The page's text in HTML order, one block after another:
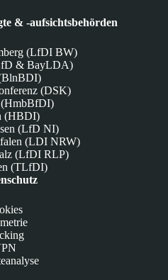
& -aufsichtsbehörden
(LfDI BW)
& BayLDA)
(DSK)
(HBDI)
(LfD NI)
(LDI NRW)
(LfDI RLP)
(TLfDI)